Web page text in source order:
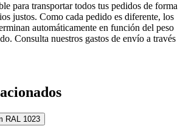
para transportar todos tus pedidos de forma
justos. Como cada pedido es diferente, los
automáticamente en función del peso
Consulta nuestros gastos de envío a través
RAL 1023